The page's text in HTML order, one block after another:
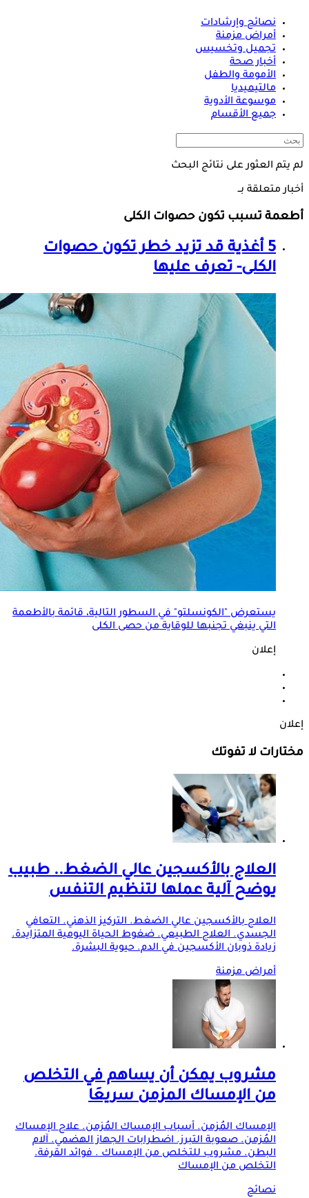
نصائح وإرشادات
أمراض مزمنة
تجميل وتخسيس
أخبار صحة
الأمومة والطفل
مالتيميديا
موسوعة الأدوية
جميع الأقسام
لم يتم العثور على نتائج البحث
أخبار متعلقة بــ
أطعمة تسبب تكون حصوات الكلى
5 أغذية قد تزيد خطر تكون حصوات
الكلى- تعرف عليها
يستعرض "الكونسلتو" في السطور التالية، قائمة بالأطعمة
التي ينبغي تجنبها للوقاية من حصى الكلى
إعلان
إعلان
مختارات لا تفوتك
العلاج بالأكسجين عالي الضغط.. طبيب
يوضح آلية عملها لتنظيم التنفس
العلاج بالأكسجين عالي الضغط. التركيز الذهني. التعافي
الجسدي. العلاج الطبيعي. ضغوط الحياة اليومية المتزايدة.
زيادة ذوبان الأكسجين في الدم. حيوية البشرة.
أمراض مزمنة
مشروب يمكن أن يساهم في التخلص
من الإمساك المزمن سريعَا
الإمساك المُزمن. أسباب الإمساك المُزمن. علاج الإمساك
المُزمن. صعوبة التبرز. اضطرابات الجهاز الهضمي. آلام
البطن. مشروب للتخلص من الإمساك . فوائد القرفة.
التخلص من الإمساك
نصائح